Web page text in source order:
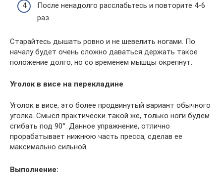
После ненадолго расслабьтесь и повторите 4-6
раз.
Старайтесь дышать ровно и не шевелить ногами. По
началу будет очень сложно даваться держать такое
положение долго, но со временем мышцы окрепнут.
Уголок в висе на перекладине
Уголок в висе, это более продвинутый вариант обычного
уголка. Смысл практически такой же, только ноги будем
сгибать под 90°. Данное упражнение, отлично
прорабатывает нижнюю часть пресса, сделав ее
максимально сильной.
Выполнение: